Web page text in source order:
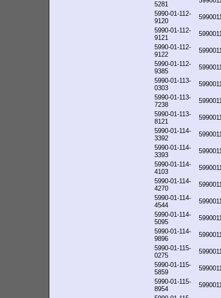
5281
5990-01-112-
9120
5990-01-112-
9121
5990-01-112-
9122
5990-01-112-
9385
5990-01-113-
0303
5990-01-113-
7238
5990-01-113-
8121
5990-01-114-
3392
5990-01-114-
3393
5990-01-114-
4103
5990-01-114-
4270
5990-01-114-
4544
5990-01-114-
5095
5990-01-114-
9896
5990-01-115-
0275
5990-01-115-
5859
5990-01-115-
8954